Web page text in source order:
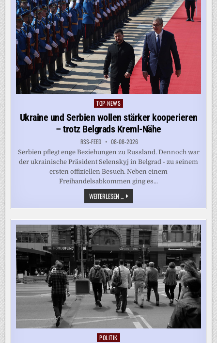
Posted
TOP-NEWS
Ukraine und Serbien wollen stärker kooperieren
– trotz Belgrads Kreml-Nähe
RSS-FEED 08-08-2026
Serbien pflegt enge Beziehungen zu Russland. Dennoch war
der ukrainische Präsident Selenskyj in Belgrad - zu seinem
ersten offiziellen Besuch. Neben einem
Freihandelsabkommen ging es...
WEITERLESEN ... UKRAINE
UND
SERBIEN
STÄRKER
KOOPERIEREN
–
TROTZ
BELGRADS
KREML-
NÄHE
Posted
POLITIK